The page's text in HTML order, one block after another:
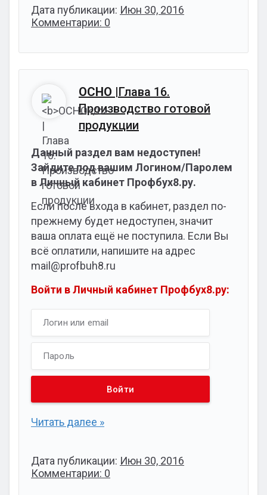
Дата публикации: Июн 30, 2016
Комментарии: 0
ОСНО |Глава 16.
Производство готовой
продукции
Данный раздел вам недоступен!
Зайдите под вашим Логином/Паролем
в Личный кабинет Профбух8.ру.
Если после входа в кабинет, раздел по-
прежнему будет недоступен, значит
ваша оплата ещё не поступила. Если Вы
всё оплатили, напишите на адрес
mail@profbuh8.ru
Войти в Личный кабинет Профбух8.ру:
Читать далее »
Дата публикации: Июн 30, 2016
Комментарии: 0